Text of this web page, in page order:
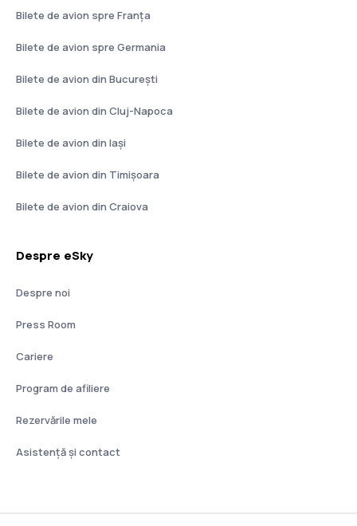
Bilete de avion spre Franţa
Bilete de avion spre Germania
Bilete de avion din București
Bilete de avion din Cluj-Napoca
Bilete de avion din Iași
Bilete de avion din Timișoara
Bilete de avion din Craiova
Despre eSky
Despre noi
Press Room
Cariere
Program de afiliere
Rezervările mele
Asistenţă şi contact